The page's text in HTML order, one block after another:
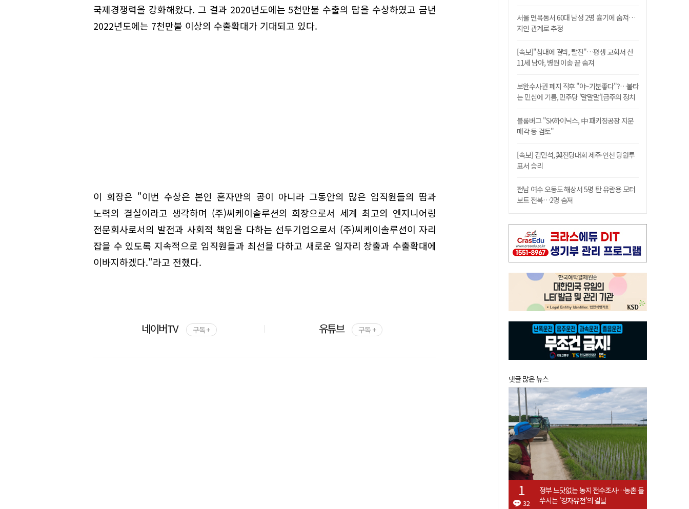
국제경쟁력을 강화해왔다. 그 결과 2020년도에는 5천만불 수출의 탑을 수상하였고 금년
2022년도에는 7천만불 이상의 수출확대가 기대되고 있다.
이 회장은 "이번 수상은 본인 혼자만의 공이 아니라 그동안의 많은 임직원들의 땀과
노력의 결실이라고 생각하며 (주)씨케이솔루션의 회장으로서 세계 최고의 엔지니어링
전문회사로서의 발전과 사회적 책임을 다하는 선두기업으로서 (주)씨케이솔루션이 자리
잡을 수 있도록 지속적으로 임직원들과 최선을 다하고 새로운 일자리 창출과 수출확대에
이바지하겠다."라고 전했다.
네이버TV 구독 + 유튜브 구독 +
서울 면목동서 60대 남성 2명 흉기에 숨져…
지인 관계로 추정
[속보]"침대에 결박, 탈진"…평생 교회서 산
11세 남아, 병원 이송 끝 숨져
보완수사권 폐지 직후 "야~기분좋다"?…불타
는 민심에 기름, 민주당 '말말말'[금주의 정치
블룸버그 "SK하이닉스, 中 패키징공장 지분
매각 등 검토"
[속보] 김민석, 與전당대회 제주·인천 당원투
표서 승리
전남 여수 오동도 해상서 5명 탄 유람용 모터
보트 전복…2명 숨져
댓글 많은 뉴스
32
정부 느닷없는 농지 전수조사…농촌 들
쑤시는 '경자유전'의 칼날